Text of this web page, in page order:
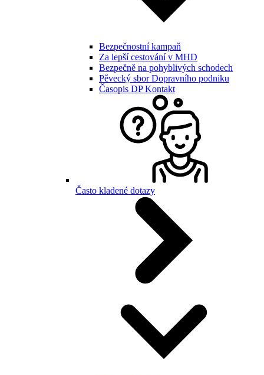
Bezpečnostní kampaň
Za lepší cestování v MHD
Bezpečně na pohyblivých schodech
Pěvecký sbor Dopravního podniku
Časopis DP Kontakt
Často kladené dotazy